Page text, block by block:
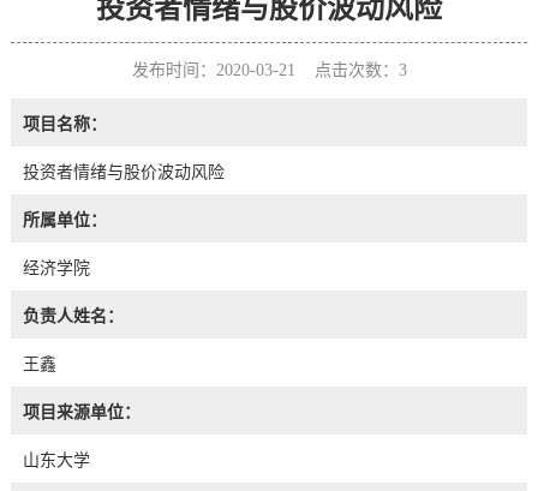
投资者情绪与股价波动风险
发布时间：2020-03-21 点击次数： 3
项目名称：
投资者情绪与股价波动风险
所属单位：
经济学院
负责人姓名：
王鑫
项目来源单位：
山东大学